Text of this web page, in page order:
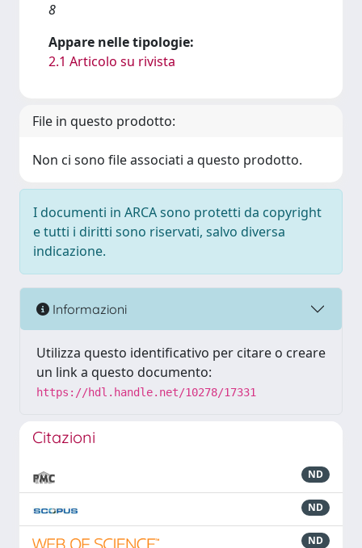
8
Appare nelle tipologie:
2.1 Articolo su rivista
File in questo prodotto:
Non ci sono file associati a questo prodotto.
I documenti in ARCA sono protetti da copyright
e tutti i diritti sono riservati, salvo diversa
indicazione.
Informazioni
Utilizza questo identificativo per citare o creare
un link a questo documento:
https://hdl.handle.net/10278/17331
Citazioni
ND
ND
ND